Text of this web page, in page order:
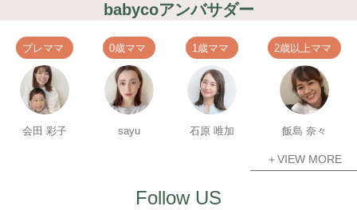
babycoアンバサダー
プレママ
会田 彩子
0歳ママ
sayu
1歳ママ
石原 唯加
2歳以上ママ
飯島 奈々
＋VIEW MORE
Follow US